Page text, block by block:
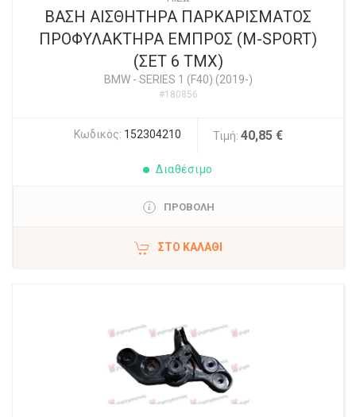
ΒΑΣΗ ΑΙΣΘΗΤΗΡΑ ΠΑΡΚΑΡΙΣΜΑΤΟΣ
ΠΡΟΦΥΛΑΚΤΗΡΑ ΕΜΠΡΟΣ (M-SPORT)
(ΣΕΤ 6 ΤΜΧ)
BMW- SERIES 1 (F40) (2019-)
#180856
Κωδικός: 152304210 Τιμή: 40,85 €
Διαθέσιμο
ΠΡΟΒΟΛΗ
ΣΤΟ ΚΑΛΆΘΙ